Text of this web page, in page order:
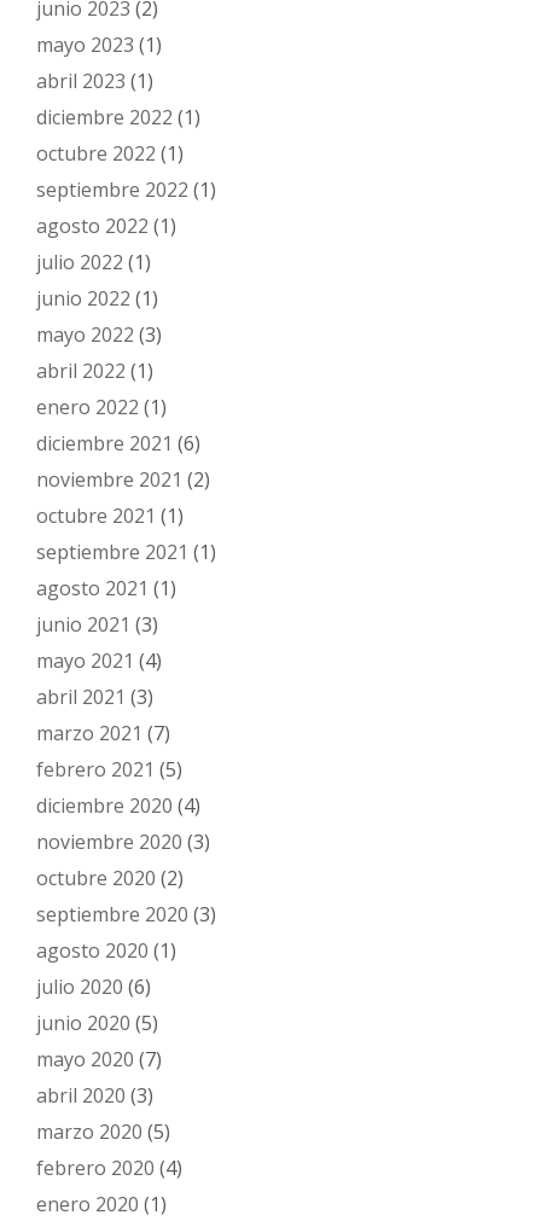
junio 2023 (2)
mayo 2023 (1)
abril 2023 (1)
diciembre 2022 (1)
octubre 2022 (1)
septiembre 2022 (1)
agosto 2022 (1)
julio 2022 (1)
junio 2022 (1)
mayo 2022 (3)
abril 2022 (1)
enero 2022 (1)
diciembre 2021 (6)
noviembre 2021 (2)
octubre 2021 (1)
septiembre 2021 (1)
agosto 2021 (1)
junio 2021 (3)
mayo 2021 (4)
abril 2021 (3)
marzo 2021 (7)
febrero 2021 (5)
diciembre 2020 (4)
noviembre 2020 (3)
octubre 2020 (2)
septiembre 2020 (3)
agosto 2020 (1)
julio 2020 (6)
junio 2020 (5)
mayo 2020 (7)
abril 2020 (3)
marzo 2020 (5)
febrero 2020 (4)
enero 2020 (1)